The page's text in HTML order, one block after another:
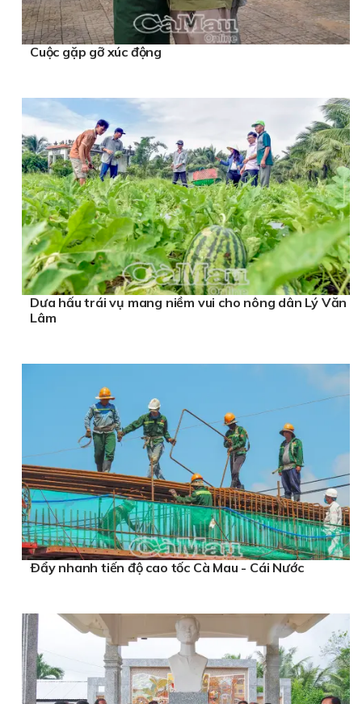
Cuộc gặp gỡ xúc động
Dưa hấu trái vụ mang niềm vui cho nông dân Lý Văn
Lâm
Ðẩy nhanh tiến độ cao tốc Cà Mau - Cái Nước